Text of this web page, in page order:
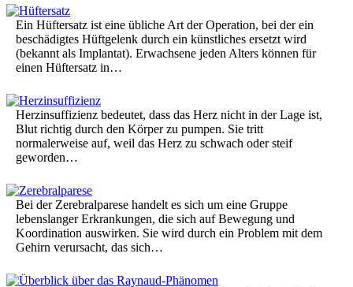
Ein Hüftersatz ist eine übliche Art der Operation, bei der ein
beschädigtes Hüftgelenk durch ein künstliches ersetzt wird
(bekannt als Implantat). Erwachsene jeden Alters können für
einen Hüftersatz in…
Herzinsuffizienz bedeutet, dass das Herz nicht in der Lage ist,
Blut richtig durch den Körper zu pumpen. Sie tritt
normalerweise auf, weil das Herz zu schwach oder steif
geworden…
Bei der Zerebralparese handelt es sich um eine Gruppe
lebenslanger Erkrankungen, die sich auf Bewegung und
Koordination auswirken. Sie wird durch ein Problem mit dem
Gehirn verursacht, das sich…